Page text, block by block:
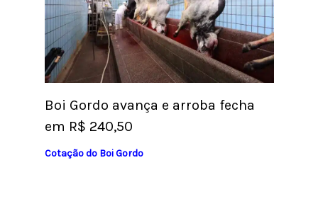
Boi Gordo avança e arroba fecha
em R$ 240,50
Cotação do Boi Gordo